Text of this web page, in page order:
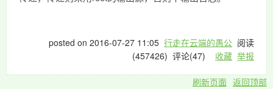
posted on 2016-07-27 11:05 行走在云端的愚公 阅读
(457426) 评论(47) 收藏 举报
刷新页面 返回顶部